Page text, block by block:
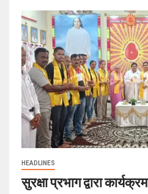
HEADLINES
सुरक्षा प्रभाग द्वारा कार्यक्रम